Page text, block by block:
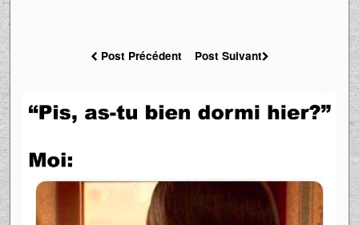
Post Précédent Post Suivant